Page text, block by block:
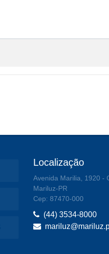
Localização
Avenida Marilia, 1920 -
Mariluz-PR
Cep: 87470-000
(44) 3534-8000